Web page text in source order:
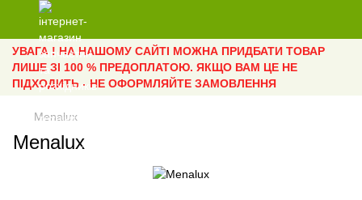
УВАГА ! НА НАШОМУ САЙТІ МОЖНА ПРИДБАТИ ТОВАР
ЛИШЕ ЗІ 100 % ПРЕДОПЛАТОЮ. ЯКЩО ВАМ ЦЕ НЕ
ПІДХОДИТЬ - НЕ ОФОРМЛЯЙТЕ ЗАМОВЛЕННЯ
Menalux
Menalux